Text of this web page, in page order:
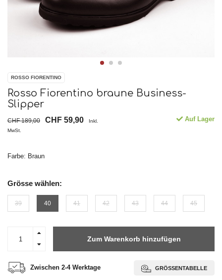
ROSSO FIORENTINO
Rosso Fiorentino braune Business-
Slipper
CHF 189,00 CHF 59,90
Inkl.
MwSt.
Auf Lager
Farbe: Braun
Grösse wählen:
39 40 41 42 43 44 45
Zum Warenkorb hinzufügen
Zwischen 2-4 Werktage GRÖSSENTABELLE